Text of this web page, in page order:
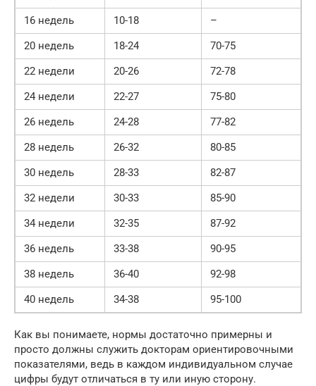
16 недель
10-18
–
20 недель
18-24
70-75
22 недели
20-26
72-78
24 недели
22-27
75-80
26 недель
24-28
77-82
28 недель
26-32
80-85
30 недель
28-33
82-87
32 недели
30-33
85-90
34 недели
32-35
87-92
36 недель
33-38
90-95
38 недель
36-40
92-98
40 недель
34-38 95-100
Как вы понимаете, нормы достаточно примерны и
просто должны служить докторам ориентировочными
показателями, ведь в каждом индивидуальном случае
цифры будут отличаться в ту или иную сторону.